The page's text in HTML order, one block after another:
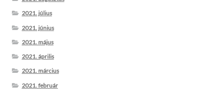
2021. július
2021. június
2021. május
2021. április
2021. március
2021. február